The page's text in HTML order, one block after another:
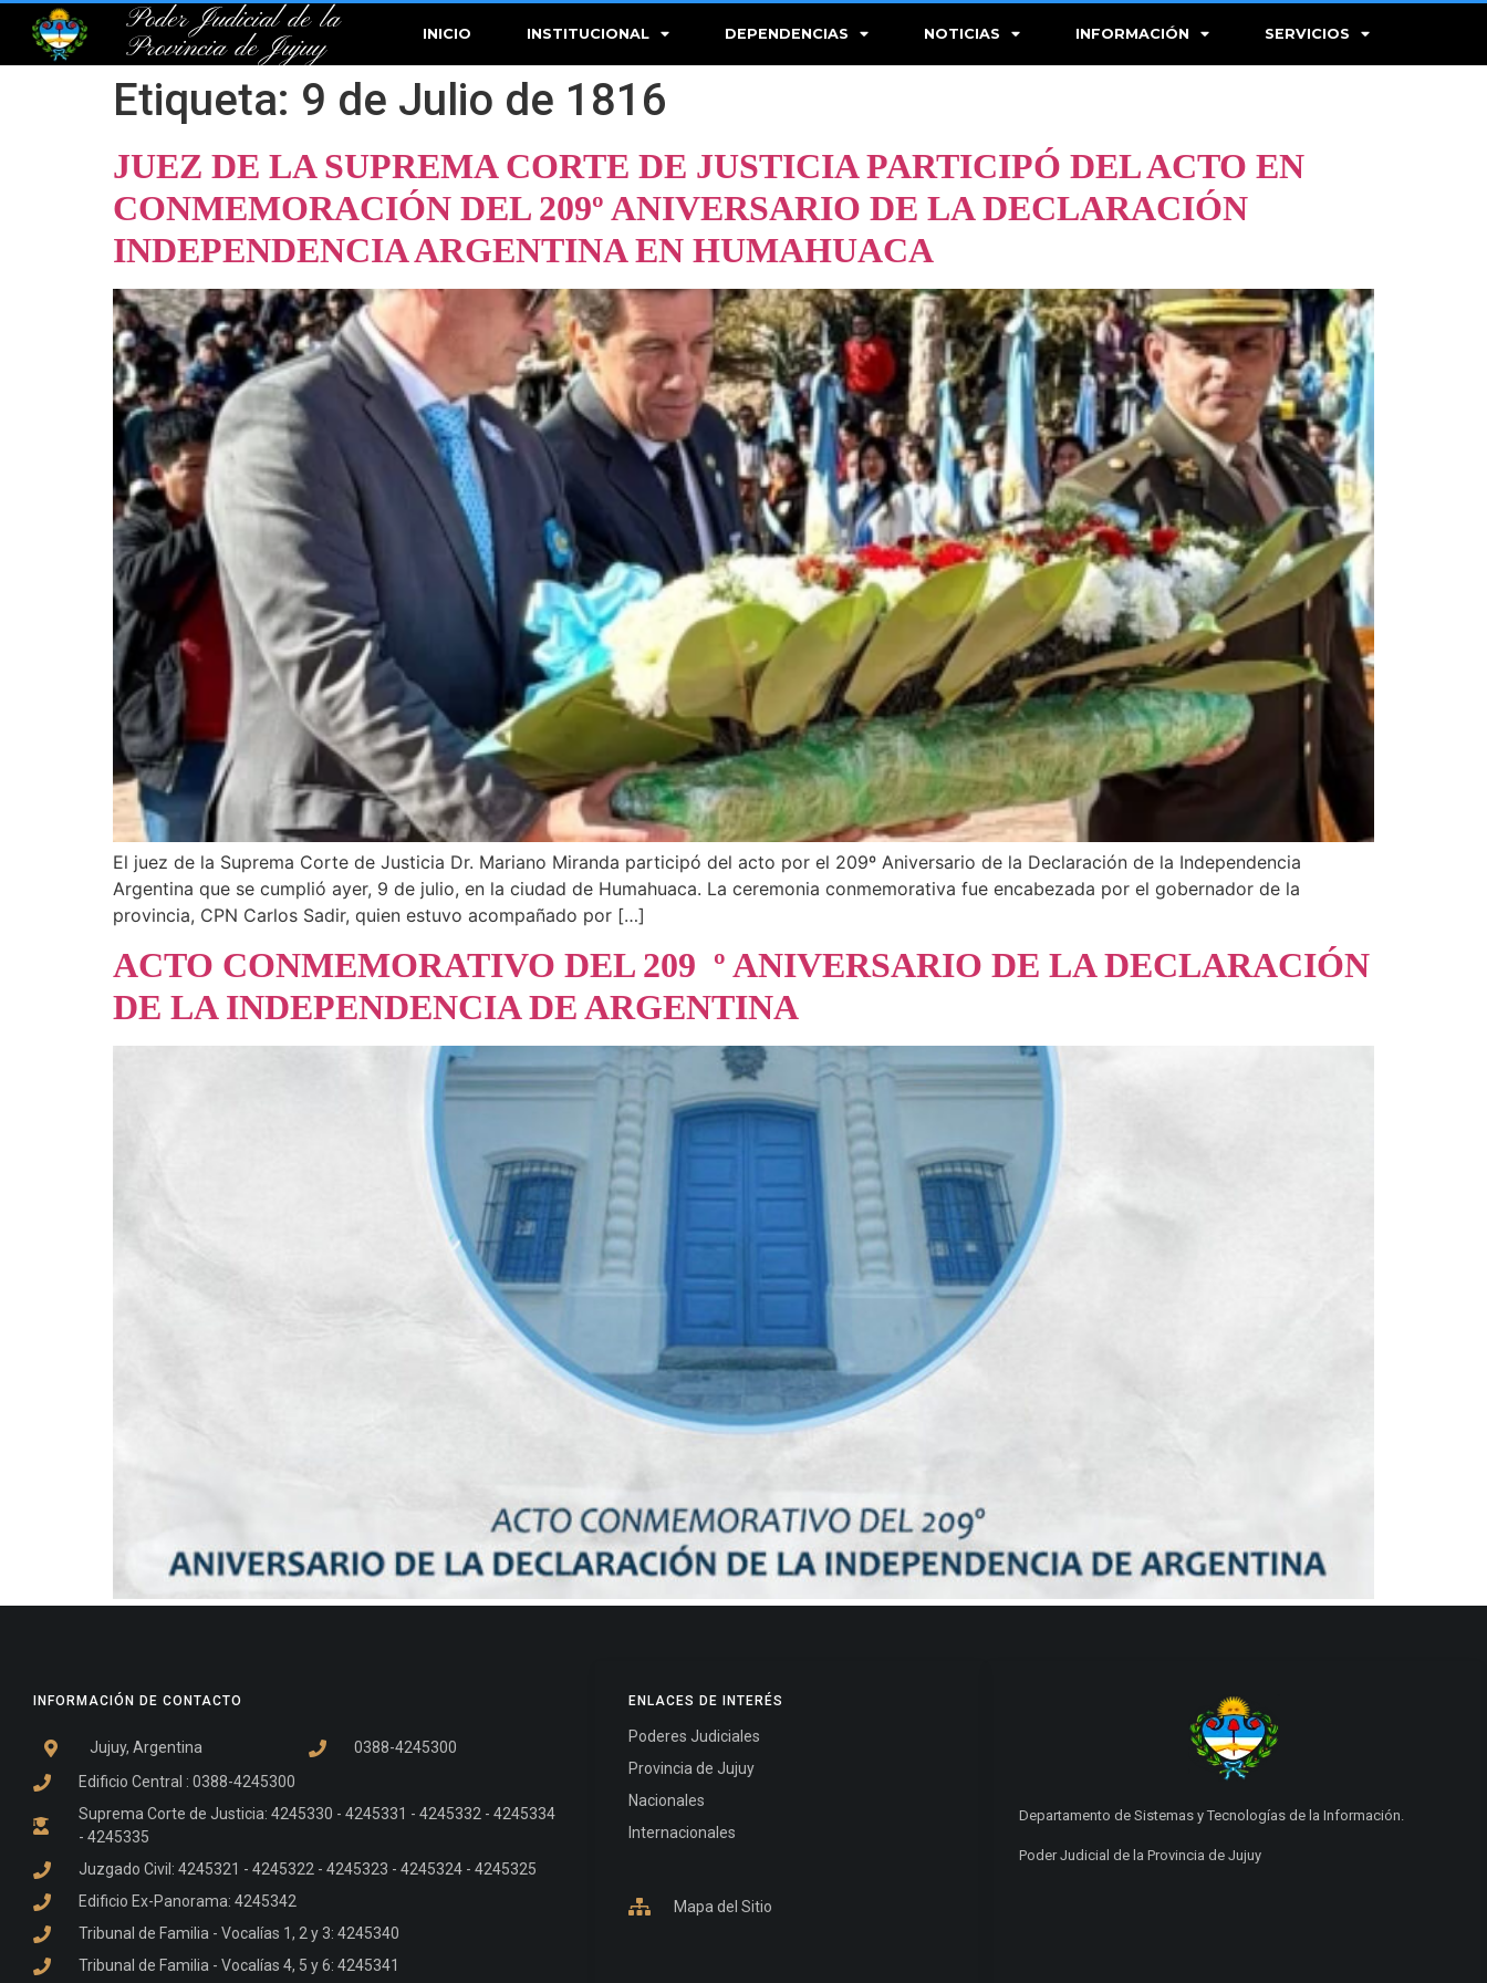
Poder Judicial de la
Provincia de Jujuy
INICIO INSTITUCIONAL DEPENDENCIAS NOTICIAS INFORMACIÓN SERVICIOS
Etiqueta: 9 de Julio de 1816
JUEZ DE LA SUPREMA CORTE DE JUSTICIA PARTICIPÓ DEL ACTO EN
CONMEMORACIÓN DEL 209º ANIVERSARIO DE LA DECLARACIÓN
INDEPENDENCIA ARGENTINA EN HUMAHUACA
El juez de la Suprema Corte de Justicia Dr. Mariano Miranda participó del acto por el 209º Aniversario de la Declaración de la Independencia
Argentina que se cumplió ayer, 9 de julio, en la ciudad de Humahuaca. La ceremonia conmemorativa fue encabezada por el gobernador de la
provincia, CPN Carlos Sadir, quien estuvo acompañado por […]
ACTO CONMEMORATIVO DEL 209 º ANIVERSARIO DE LA DECLARACIÓN
DE LA INDEPENDENCIA DE ARGENTINA
INFORMACIÓN DE CONTACTO
Jujuy, Argentina
0388-4245300
Edificio Central : 0388-4245300
Suprema Corte de Justicia: 4245330 - 4245331 - 4245332 - 4245334
- 4245335
Juzgado Civil: 4245321 - 4245322 - 4245323 - 4245324 - 4245325
Edificio Ex-Panorama: 4245342
Tribunal de Familia - Vocalías 1, 2 y 3: 4245340
Tribunal de Familia - Vocalías 4, 5 y 6: 4245341
ENLACES DE INTERÉS
Poderes Judiciales
Provincia de Jujuy
Nacionales
Internacionales
Mapa del Sitio
Departamento de Sistemas y Tecnologías de la Información.
Poder Judicial de la Provincia de Jujuy